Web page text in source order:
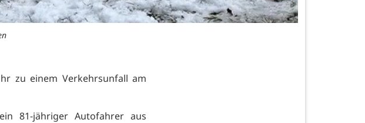
zu einem Verkehrsunfall am
81-jähriger Autofahrer aus